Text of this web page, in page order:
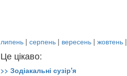
липень| серпень| вересень| жовтень|
Це цікаво:
>> Зодіакальні сузір'я